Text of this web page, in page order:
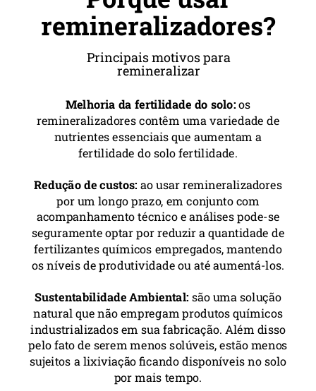
Melhoria da fertilidade do solo:os
remineralizadores contêm uma variedade de
nutrientes essenciais que aumentam a
fertilidade do solo fertilidade.
Redução de custos:ao usar remineralizadores
por um longo prazo, em conjunto com
acompanhamento técnico e análises pode-se
seguramente optar por reduzir a quantidade de
fertilizantes químicos empregados, mantendo
os níveis de produtividade ou até aumentá-los.
Sustentabilidade Ambiental: são uma solução
natural que não empregam produtos químicos
industrializados em sua fabricação. Além disso
pelo fato de serem menos solúveis, estão menos
sujeitos a lixiviação ficando disponíveis no solo
por mais tempo.
Principais motivos para
remineralizar
remineralizadores?